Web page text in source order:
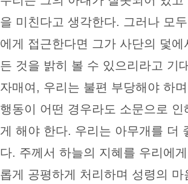
을 미친다고 생각한다. 그러나 모
에게 접근한다면 그가 사단의 덫에
든 것을 밝히 볼 수 있으리라고 기
자매여, 우리는 불편 부당해야 하
행동이 어떤 경우라도 소문으로
게 해야 한다. 우리는 아무개를 더
다. 주께서 하늘의 지혜를 우리에
롭게 공평하게 처리하며 성령의 마